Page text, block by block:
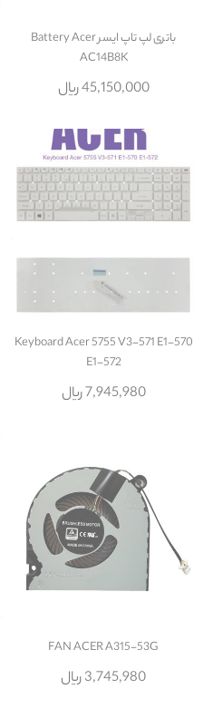
باتری لپ تاپ ایسر Battery Acer
AC14B8K
45,150,000 ریال
Keyboard Acer 5755 V3-571 E1-570
E1-572
7,945,980 ریال
FAN ACER A315-53G
3,745,980 ریال